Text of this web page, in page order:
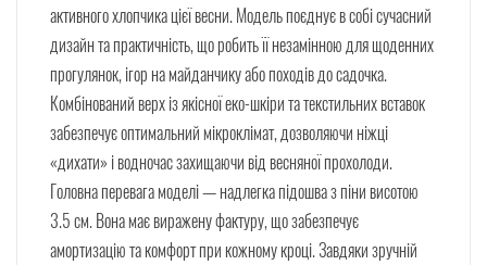
активного хлопчика цієї весни. Модель поєднує в собі сучасний
дизайн та практичність, що робить її незамінною для щоденних
прогулянок, ігор на майданчику або походів до садочка.
Комбінований верх із якісної еко-шкіри та текстильних вставок
забезпечує оптимальний мікроклімат, дозволяючи ніжці
«дихати» і водночас захищаючи від весняної прохолоди.
Головна перевага моделі — надлегка підошва з піни висотою
3.5 см. Вона має виражену фактуру, що забезпечує
амортизацію та комфорт при кожному кроці. Завдяки зручній